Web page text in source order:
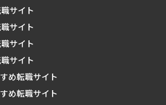
サイト
サイト
サイト
サイト
め転職サイト
め転職サイト